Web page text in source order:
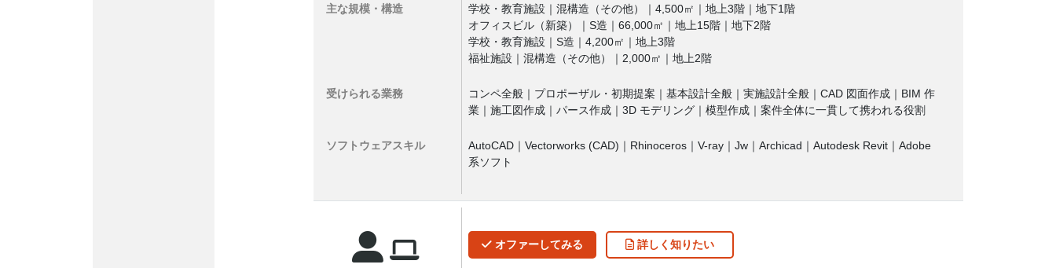
主な規模・構造
学校・教育施設｜混構造（その他）｜4,500㎡｜地上3階｜地下1階
オフィスビル（新築）｜S造｜66,000㎡｜地上15階｜地下2階
学校・教育施設｜S造｜4,200㎡｜地上3階
福祉施設｜混構造（その他）｜2,000㎡｜地上2階
受けられる業務
コンペ全般｜プロポーザル・初期提案｜基本設計全般｜実施設計全般｜CAD 図面作成｜BIM 作
業｜施工図作成｜パース作成｜3D モデリング｜模型作成｜案件全体に一貫して携われる役割
ソフトウェアスキル
AutoCAD｜Vectorworks (CAD)｜Rhinoceros｜V-ray｜Jw｜Archicad｜Autodesk Revit｜Adobe
系ソフト
オファーしてみる 詳しく 知りたい